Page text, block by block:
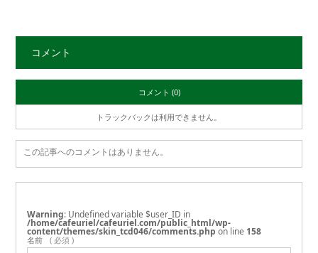
コメント
コメント (0)
トラックバックは利用できません。
この記事へのコメントはありません。
Warning : Undefined variable $user_ID in
/home/cafeuriel/cafeuriel.com/public_html/wp-
content/themes/skin_tcd046/comments.php on line 158
名前 ( 必須 )